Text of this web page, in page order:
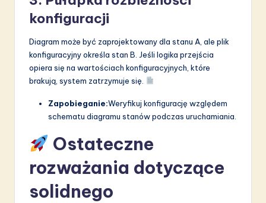
konfiguracji
Diagram może być zaprojektowany dla stanu A, ale plik
konfiguracyjny określa stan B. Jeśli logika przejścia
opiera się na wartościach konfiguracyjnych, które
brakują, system zatrzymuje się.
Zapobieganie:Weryfikuj konfigurację względem
schematu diagramu stanów podczas uruchamiania.
Ostateczne
rozważania dotyczące
solidnego